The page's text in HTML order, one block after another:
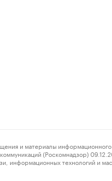
информационного
(Роскомнадзор)
информационных технологий и